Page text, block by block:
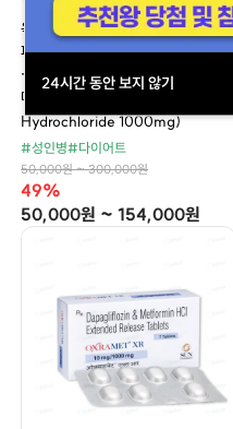
옥스라메트 S XR 1000 서방형 (다
파글리플로진 Dapagliflozin 10mg
+ 시타글립틴 Sitagliptin 100mg +
메트포르민염산염 Metformin
Hydrochloride 1000mg)
#성인병#다이어트
50,000원 ~ 300,000원
49%
50,000원 ~ 154,000원
24시간 동안 보지 않기